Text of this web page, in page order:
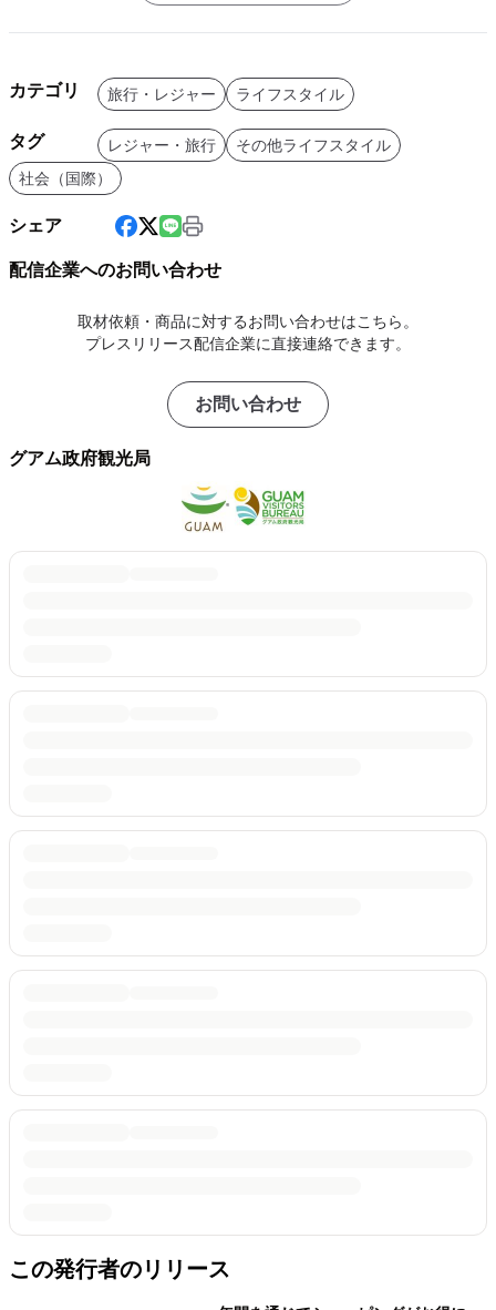
カテゴリ 旅行・レジャー ライフスタイル
タグ レジャー・旅行
その他ライフスタイル
社会（国際）
シェア
配信企業へのお問い合わせ
取材依頼・商品に対するお問い合わせはこちら。
プレスリリース配信企業に直接連絡できます。
お問い合わせ
グアム政府観光局
この発行者のリリース